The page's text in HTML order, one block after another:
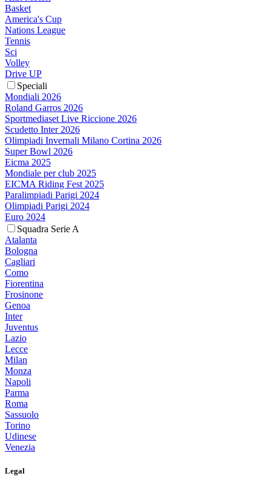
Basket
America's Cup
Nations League
Tennis
Sci
Volley
Drive UP
Speciali
Mondiali 2026
Roland Garros 2026
Sportmediaset Live Riccione 2026
Scudetto Inter 2026
Olimpiadi Invernali Milano Cortina 2026
Super Bowl 2026
Eicma 2025
Mondiale per club 2025
EICMA Riding Fest 2025
Paralimpiadi Parigi 2024
Olimpiadi Parigi 2024
Euro 2024
Squadra Serie A
Atalanta
Bologna
Cagliari
Como
Fiorentina
Frosinone
Genoa
Inter
Juventus
Lazio
Lecce
Milan
Monza
Napoli
Parma
Roma
Sassuolo
Torino
Udinese
Venezia
Legal